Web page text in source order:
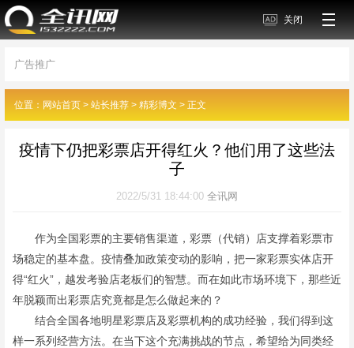
关闭
广告推广
位置： 网站首页 > 站长推荐 > 精彩博文 > 正文
疫情下仍把彩票店开得红火？他们用了这些法
子
2022/5/31 18:44:00 全讯网
作为全国彩票的主要销售渠道，彩票（代销）店支撑着彩票市
场稳定的基本盘。疫情叠加政策变动的影响，把一家彩票实体店开
得“红火”，越发考验店老板们的智慧。而在如此市场环境下，那些近
年脱颖而出彩票店究竟都是怎么做起来的？
结合全国各地明星彩票店及彩票机构的成功经验，我们得到这
样一系列经营方法。在当下这个充满挑战的节点，希望给为同类经